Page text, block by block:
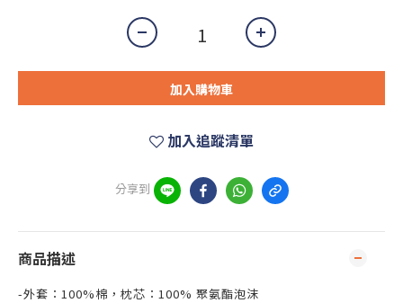
加入購物車
加入追蹤清單
分享到
商品描述
-外套：100%棉，枕芯：100% 聚氨酯泡沫